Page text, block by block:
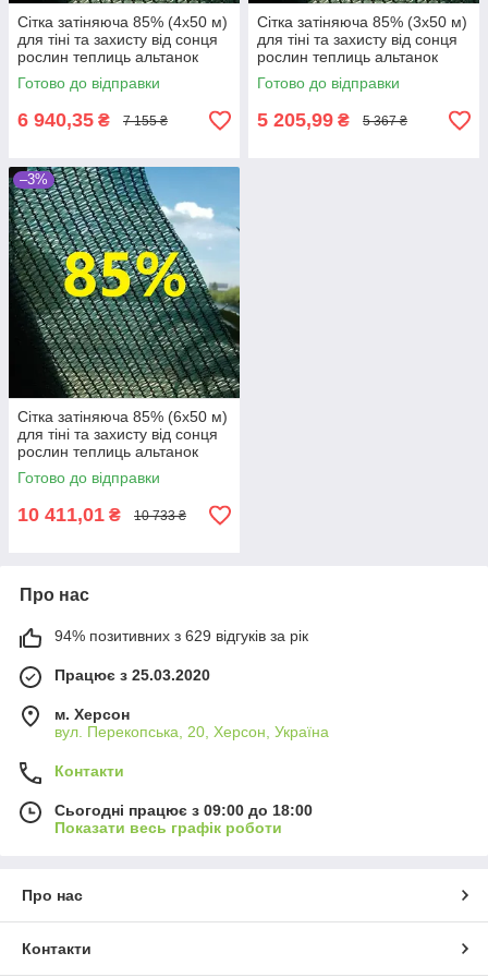
Сітка затіняюча 85% (4х50 м)
для тіні та захисту від сонця
рослин теплиць альтанок
навісів
Готово до відправки
6 940,35 ₴ 7 155 ₴
Сітка затіняюча 85% (3х50 м)
для тіні та захисту від сонця
рослин теплиць альтанок
навісів
Готово до відправки
5 205,99 ₴ 5 367 ₴
–3%
Сітка затіняюча 85% (6х50 м)
для тіні та захисту від сонця
рослин теплиць альтанок
навісів
Готово до відправки
10 411,01 ₴ 10 733 ₴
Про нас
94% позитивних з 629 відгуків за рік
Працює з 25.03.2020
м. Херсон
вул. Перекопська, 20, Херсон, Україна
Контакти
Сьогодні працює з 09:00 до 18:00
Показати весь графік роботи
Про нас
Контакти